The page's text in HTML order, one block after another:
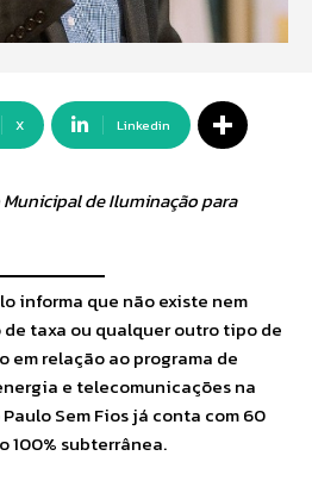
X Linkedin
de Iluminação para
informa que não existe nem
taxa ou qualquer outro tipo de
relação ao programa de
e telecomunicações na
Sem Fios já conta com 60
100% subterrânea.